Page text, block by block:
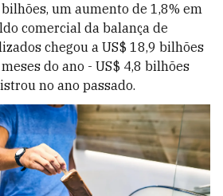
um aumento de 1,8% em
comercial da balança de
chegou a US$ 18,9 bilhões
do ano - US$ 4,8 bilhões
no ano passado.